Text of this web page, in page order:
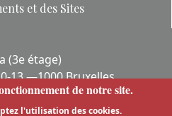
et des Sites
(3e étage)
13 —1000 Bruxelles
432 85 00
de notre site.
l'utilisation des cookies.